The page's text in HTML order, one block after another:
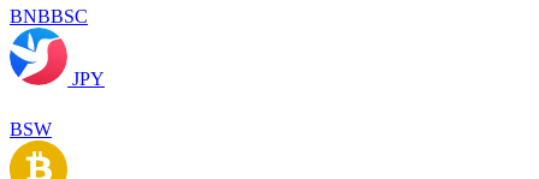
BNBBSC
JPY
BSW